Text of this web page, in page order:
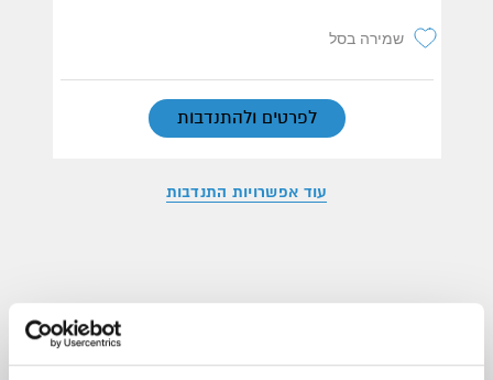
שמירה בסל
לפרטים ולהתנדבות
עוד אפשרויות התנדבות